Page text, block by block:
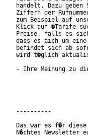
handelt. Dazu
Ziffern der
zum Beispiel auf
Klick auf �Tarife
Preise, falls es sich
dass es aich um
befindet sich ab
wird t�glich
- Ihre Meinung zu
----------
Das war es f�r diese
N�chtes Newsletter